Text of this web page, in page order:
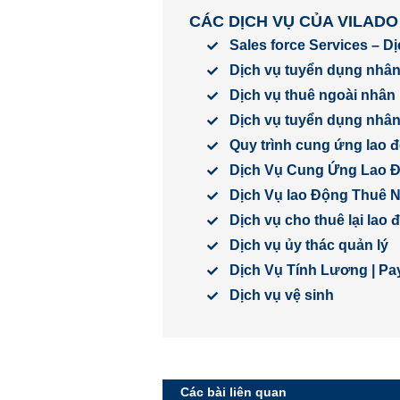
CÁC DỊCH VỤ CỦA
Sales force Services –
Dịch vụ tuyển dụng
Dịch vụ thuê ngoài
Dịch vụ tuyển dụng
Quy trình cung ứng lao
Dịch Vụ Cung Ứng Lao
Dịch Vụ lao Động Thuê
Dịch vụ cho thuê lại lao
Dịch vụ ủy thác quản lý
Dịch Vụ Tính Lương |
Dịch vụ vệ sinh
Các bài liên quan